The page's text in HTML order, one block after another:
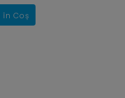
în Coș